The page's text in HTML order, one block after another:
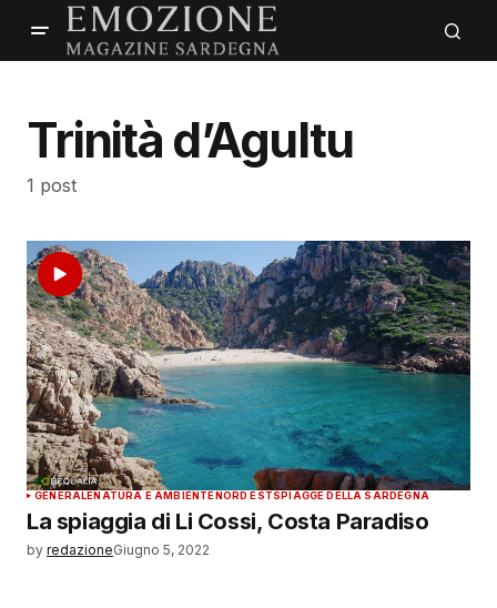
Trinità d’Agultu
1 post
GENERALENATURA E AMBIENTENORD ESTSPIAGGE DELLA SARDEGNA
La spiaggia di Li Cossi, Costa Paradiso
by redazioneGiugno 5, 2022